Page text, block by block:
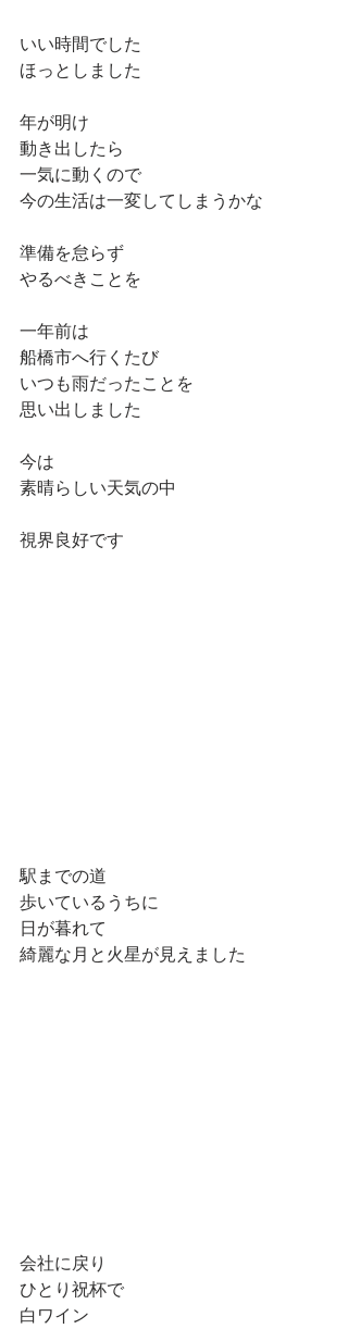
いい時間でした
ほっとしました
年が明け
動き出したら
一気に動くので
今の生活は一変してしまうかな
準備を怠らず
やるべきことを
一年前は
船橋市へ行くたび
いつも雨だったことを
思い出しました
今は
素晴らしい天気の中
視界良好です
駅までの道
歩いているうちに
日が暮れて
綺麗な月と火星が見えました
会社に戻り
ひとり祝杯で
白ワイン